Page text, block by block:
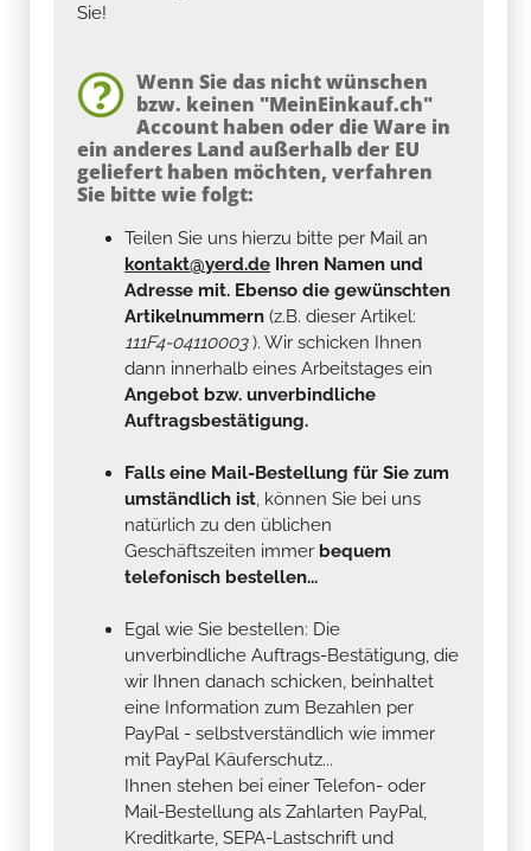
Sie!
Wenn Sie das nicht wünschen
bzw. keinen "MeinEinkauf.ch"
Account haben oder die Ware in
ein anderes Land außerhalb der EU
geliefert haben möchten, verfahren
Sie bitte wie folgt:
Teilen Sie uns hierzu bitte per Mail an
kontakt@yerd.de Ihren Namen und
Adresse mit. Ebenso die gewünschten
Artikelnummern (z.B. dieser Artikel:
111F4-04110003). Wir schicken Ihnen
dann innerhalb eines Arbeitstages ein
Angebot bzw. unverbindliche
Auftragsbestätigung.
Falls eine Mail-Bestellung für Sie zum
umständlich ist, können Sie bei uns
natürlich zu den üblichen
Geschäftszeiten immer bequem
telefonisch bestellen...
Egal wie Sie bestellen: Die
unverbindliche Auftrags-Bestätigung, die
wir Ihnen danach schicken, beinhaltet
eine Information zum Bezahlen per
PayPal - selbstverständlich wie immer
mit PayPal Käuferschutz...
Ihnen stehen bei einer Telefon- oder
Mail-Bestellung als Zahlarten PayPal,
Kreditkarte, SEPA-Lastschrift und